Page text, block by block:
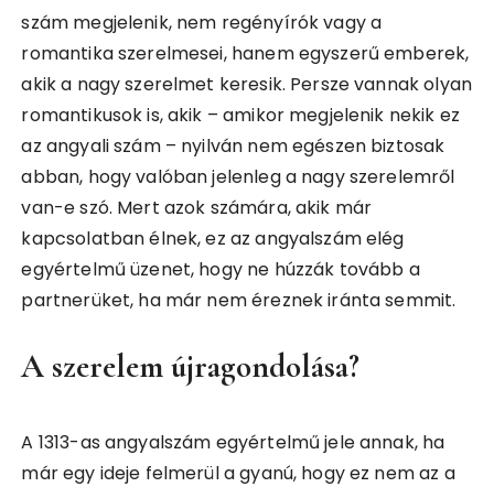
szám megjelenik, nem regényírók vagy a
romantika szerelmesei, hanem egyszerű emberek,
akik a nagy szerelmet keresik. Persze vannak olyan
romantikusok is, akik – amikor megjelenik nekik ez
az angyali szám – nyilván nem egészen biztosak
abban, hogy valóban jelenleg a nagy szerelemről
van-e szó. Mert azok számára, akik már
kapcsolatban élnek, ez az angyalszám elég
egyértelmű üzenet, hogy ne húzzák tovább a
partnerüket, ha már nem éreznek iránta semmit.
A szerelem újragondolása?
A 1313-as angyalszám egyértelmű jele annak, ha
már egy ideje felmerül a gyanú, hogy ez nem az a